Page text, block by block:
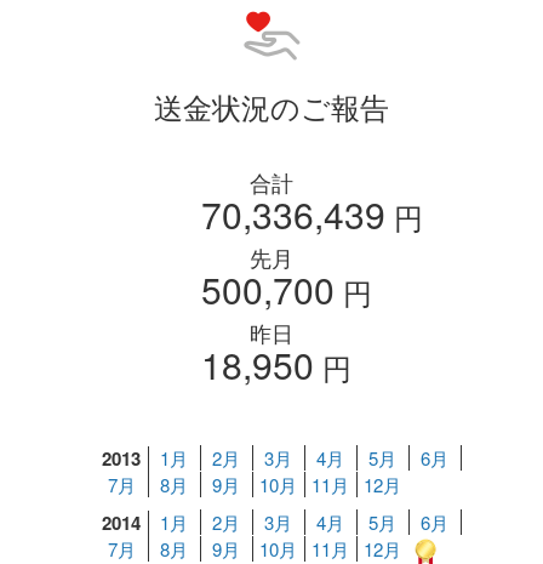
送金状況のご報告
合計
70,336,439 円
先月
500,700 円
昨日
18,950 円
2013 1月 2月 3月 4月 5月
6月
7月
8月 9月 10月 11月 12月
2014 1月 2月 3月 4月 5月
6月
7月
8月 9月 10月 11月 12月